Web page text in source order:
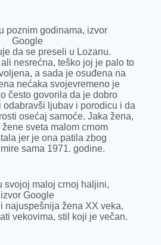
poznim godinama, izvor
Google
da se preseli u Lozanu.
nesrećna, teško joj je palo to
a sada je osuđena na
nećaka svojevremeno je
često govorila da je dobro
ljubav i porodicu i da
osećaj samoće. Jaka žena,
sveta malom crnom
jer je ona patila zbog
sama 1971. godine.
svojoj maloj crnoj haljini,
izvor Google
najuspešnija žena XX veka,
vekovima, stil koji je večan.